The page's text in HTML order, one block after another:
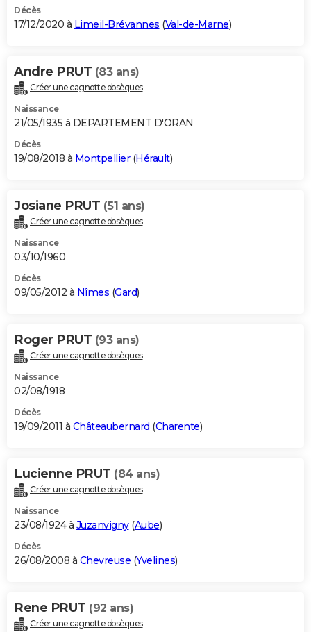
Décès
17/12/2020 à Limeil-Brévannes (Val-de-Marne)
Andre PRUT (83 ans)
Créer une cagnotte obsèques
Naissance
21/05/1935 à DEPARTEMENT D'ORAN
Décès
19/08/2018 à Montpellier(Hérault)
Josiane PRUT (51 ans)
Créer une cagnotte obsèques
Naissance
03/10/1960
Décès
09/05/2012 à Nîmes (Gard)
Roger PRUT (93 ans)
Créer une cagnotte obsèques
Naissance
02/08/1918
Décès
19/09/2011 à Châteaubernard (Charente)
Lucienne PRUT (84 ans)
Créer une cagnotte obsèques
Naissance
23/08/1924 à Juzanvigny(Aube)
Décès
26/08/2008 à Chevreuse (Yvelines)
Rene PRUT (92 ans)
Créer une cagnotte obsèques